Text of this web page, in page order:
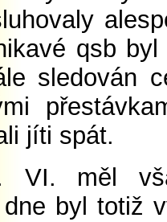
qsb
sledován
jíti spát.
VI. měl
byl totiž